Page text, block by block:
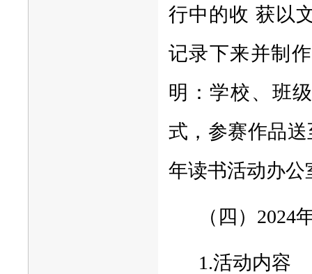
行中的收 获以
记录下来并制
明：学校、班
式，参赛作品
年读书活动办公
（四）
1.活动内容